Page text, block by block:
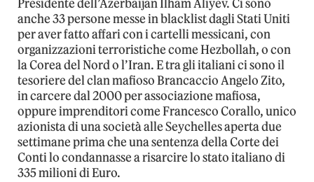
Presidente dell’Azerbaijan Ilham Aliyev. Ci sono
anche 33 persone messe in blacklist dagli Stati Uniti
per aver fatto affari con i cartelli messicani, con
organizzazioni terroristiche come Hezbollah, o con
la Corea del Nord o l’Iran. E tra gli italiani ci sono il
tesoriere del clan mafioso Brancaccio Angelo Zito,
in carcere dal 2000 per associazione mafiosa,
oppure imprenditori come Francesco Corallo, unico
azionista di una società alle Seychelles aperta due
settimane prima che una sentenza della Corte dei
Conti lo condannasse a risarcire lo stato italiano di
335 milioni di Euro.